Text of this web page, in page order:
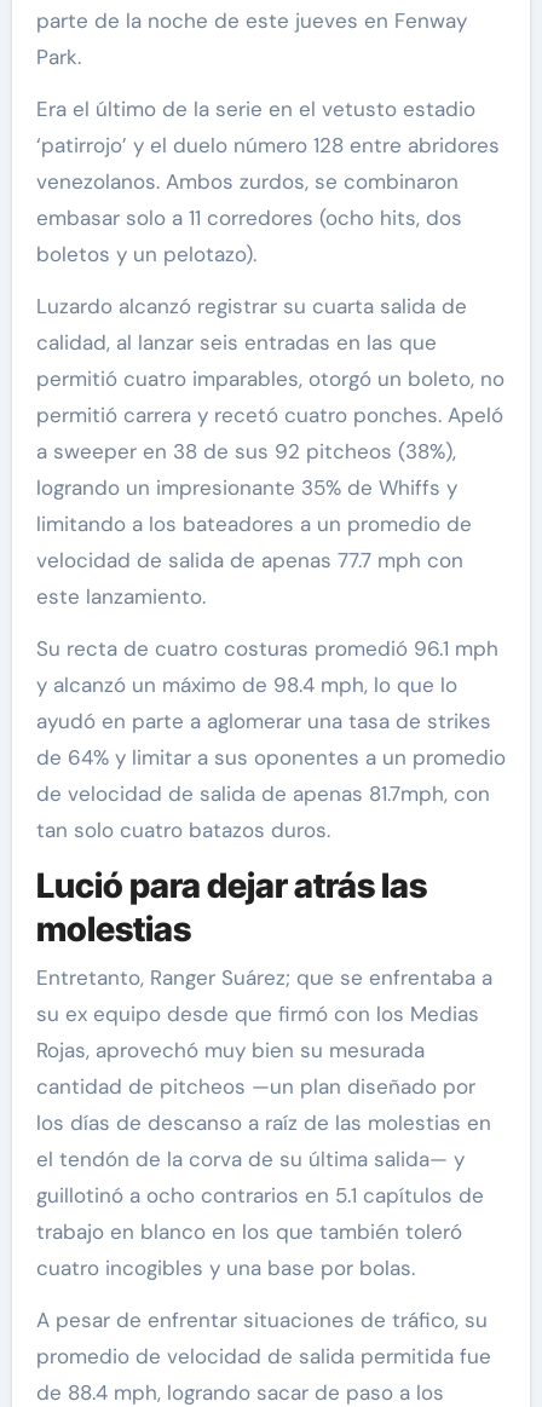
parte de la noche de este jueves en Fenway
Park.
Era el último de la serie en el vetusto estadio
‘patirrojo’ y el duelo número 128 entre abridores
venezolanos. Ambos zurdos, se combinaron
embasar solo a 11 corredores (ocho hits, dos
boletos y un pelotazo).
Luzardo alcanzó registrar su cuarta salida de
calidad, al lanzar seis entradas en las que
permitió cuatro imparables, otorgó un boleto, no
permitió carrera y recetó cuatro ponches. Apeló
a sweeper en 38 de sus 92 pitcheos (38%),
logrando un impresionante 35% de Whiffs y
limitando a los bateadores a un promedio de
velocidad de salida de apenas 77.7 mph con
este lanzamiento.
Su recta de cuatro costuras promedió 96.1 mph
y alcanzó un máximo de 98.4 mph, lo que lo
ayudó en parte a aglomerar una tasa de strikes
de 64% y limitar a sus oponentes a un promedio
de velocidad de salida de apenas 81.7mph, con
tan solo cuatro batazos duros.
Lució para dejar atrás las
molestias
Entretanto, Ranger Suárez; que se enfrentaba a
su ex equipo desde que firmó con los Medias
Rojas, aprovechó muy bien su mesurada
cantidad de pitcheos —un plan diseñado por
los días de descanso a raíz de las molestias en
el tendón de la corva de su última salida— y
guillotinó a ocho contrarios en 5.1 capítulos de
trabajo en blanco en los que también toleró
cuatro incogibles y una base por bolas.
A pesar de enfrentar situaciones de tráfico, su
promedio de velocidad de salida permitida fue
de 88.4 mph, logrando sacar de paso a los